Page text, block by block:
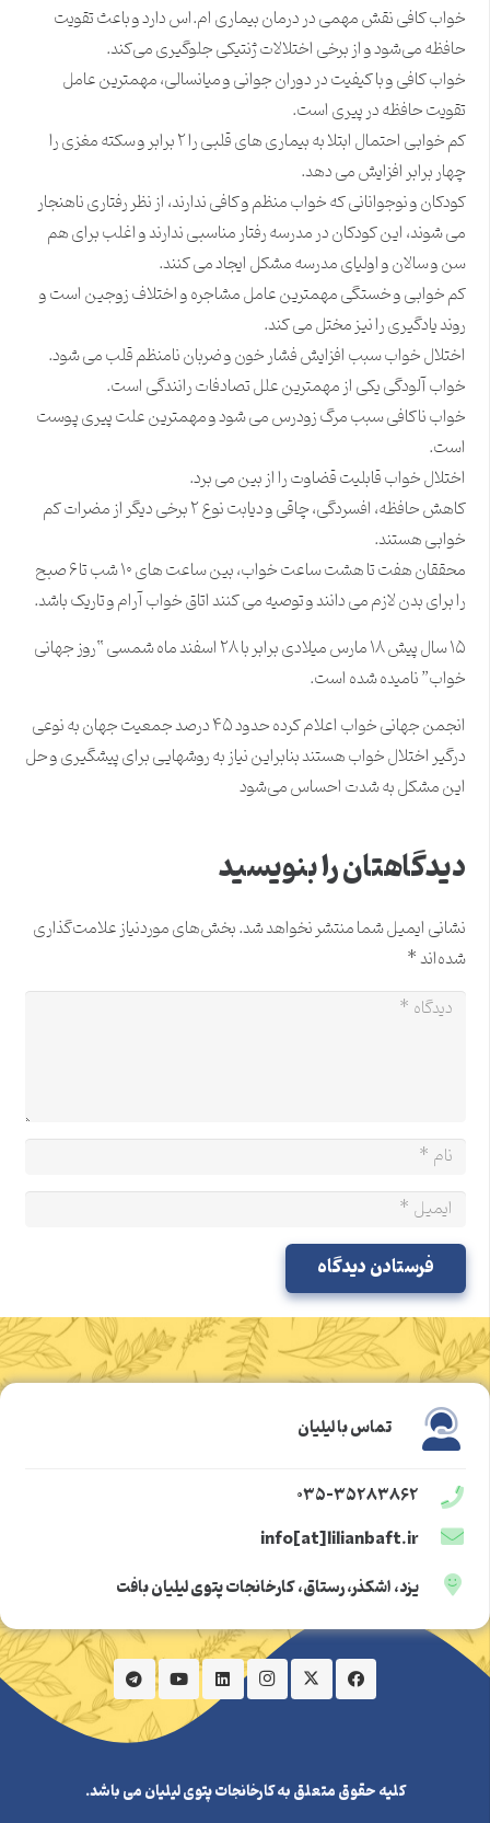
خوابکافی نقش مهمی در درمان بیماری ام.اس دارد و باعثتقویت
حافظهمی‌شود و از برخی اختلالات ژنتیکی جلوگیری می‌کند.
خواب کافی و با کیفیت در دوران جوانی و میانسالی، مهمترین عامل
تقویت حافظه در پیری است.
کم خوابی احتمال ابتلا به بیماری های قلبی را ۲ برابر و سکته مغزی را
چهار برابر افزایش می دهد.
کودکان و نوجوانانی که خواب منظم و کافی ندارند، از نظر رفتاری ناهنجار
می شوند، این کودکان در مدرسه رفتار مناسبی ندارند و اغلب برای هم
سن و سالان و اولیای مدرسه مشکل ایجاد می کنند.
کم خوابی و خستگی مهمترین عامل مشاجره و اختلاف زوجین است و
روند یادگیری را نیز مختل می کند.
اختلال خواب سبب افزایش فشار خون و ضربان نامنظم قلب می شود.
خواب آلودگی یکی از مهمترین علل تصادفات رانندگی است.
خواب ناکافی سبب مرگ زودرس می شود و مهمترین علت پیری پوست
است.
اختلال خواب قابلیت قضاوت را از بین می برد.
کاهش حافظه، افسردگی، چاقی و دیابت نوع ۲ برخی دیگر از مضرات کم
خوابی هستند.
محققان هفت تا هشت ساعت خواب، بین ساعت های
را برای بدن لازم می دانند و توصیه می کنند اتاق خواب آرام و تاریک باشد.
۱۵ سال پیش ۱۸ مارس میلادی برابر با ۲۸ اسفند ماه شمسی “
روز جهانی
خواب” نامیده شده است.
انجمن جهانی خواب اعلام کرده حدود ۴۵ درصد جمعیت جهان به نوعی
درگیر اختلال خواب هستند بنابراین نیاز به روشهایی برای پیشگیری و حل
این مشکل به شدت احساس می‌شود
دیدگاهتان را بنویسید
نشانی ایمیل شما منتشر نخواهد شد.بخش‌های موردنیاز علامت‌گذاری
شده‌اند*
فرستادن دیدگاه
تماس با لیلیان
۰۳۵-۳۵۲۸۳۸۶۲
info[at]lilianbaft.ir
یزد، اشکذر، رستاق، کارخانجات پتوی لیلیان بافت
کلیه حقوق متعلق به کارخانجات پتوی لیلیان می باشد.